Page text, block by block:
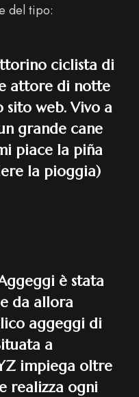
del tipo:
ciclista di
attore di notte
sito web. Vivo a
grande cane
piace la piña
la pioggia)
è stata
e da allora
aggeggi di
a
impiega oltre
realizza ogni